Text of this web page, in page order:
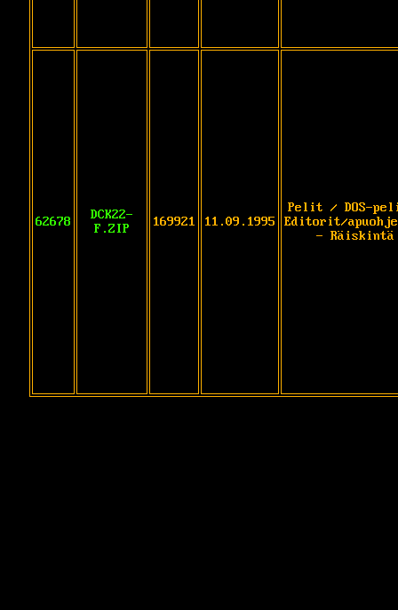
62678
DCK22-
F.ZIP
169921 11.09.1995
Pelit / DOS-
Editorit/
- Räiskintä